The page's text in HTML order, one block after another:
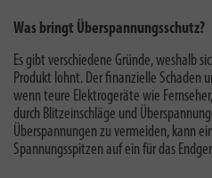
Was bringt Überspannungsschutz?
Es gibt verschiedene Gründe,weshalb
Produkt lohnt. Der finanzielle Schaden
wenn teure Elektrogeräte wie
durch Blitzeinschläge und
Überspannungen zu vermeiden, kann
Spannungsspitzen auf ein für das